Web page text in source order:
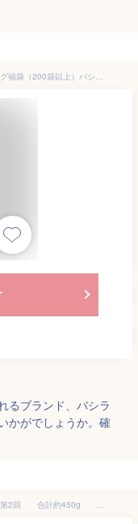
【8,000円（税抜）相当】たっぷりティーバッグ福袋（200袋以上）バシラーティー basilurtea 【ギフト/紅茶/セイロンティー/ティーバッグ】※15日より順次お届け
るブランド、バシラ
かがでしょうか。確
2024年 紅茶福袋 ネパール紅茶だけの福袋 第2回 合計約450g シングルオリジン 紅茶 茶葉 ノンフレーバードティー